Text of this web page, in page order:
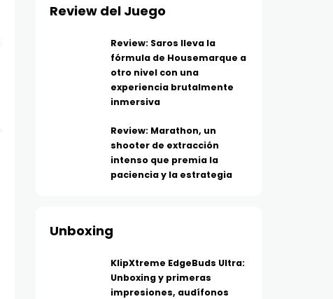
Review del Juego
Review: Saros lleva la
fórmula de Housemarque a
otro nivel con una
experiencia brutalmente
inmersiva
Review: Marathon, un
shooter de extracción
intenso que premia la
paciencia y la estrategia
Unboxing
KlipXtreme EdgeBuds Ultra:
Unboxing y primeras
impresiones, audífonos